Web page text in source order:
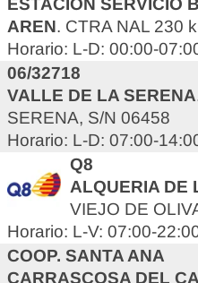
ESTACION SERVICIO
AREN. CTRA NAL 230
Horario: L-D: 00:00-
06/32718
VALLE DE LA SERENA
SERENA, S/N 06458
Horario: L-D: 07:00-
Q8
ALQUERIA DE
VIEJO DE
Horario: L-V: 07:00-
COOP. SANTA ANA
CARRASCOSA DEL